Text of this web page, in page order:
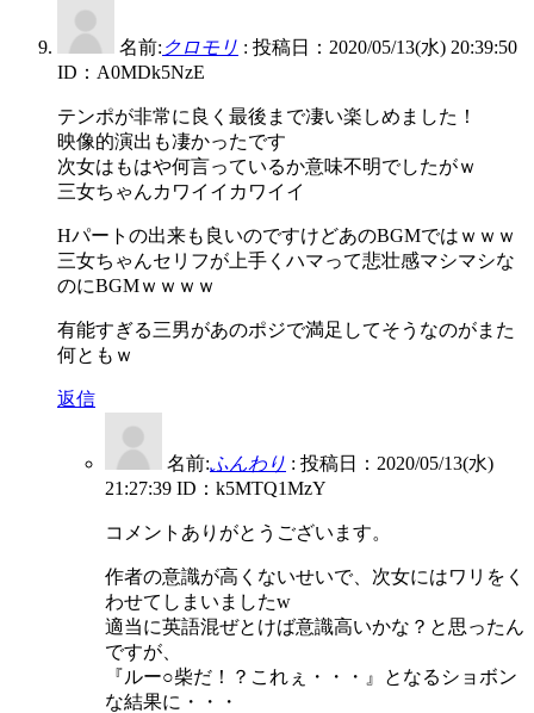
名前: クロモリ : 投稿日：2020/05/13(水) 20:39:50
ID：A0MDk5NzE
テンポが非常に良く最後まで凄い楽しめました！
映像的演出も凄かったです
次女はもはや何言っているか意味不明でしたがｗ
三女ちゃんカワイイカワイイ
Hパートの出来も良いのですけどあのBGMではｗｗｗ
三女ちゃんセリフが上手くハマって悲壮感マシマシな
のにBGMｗｗｗｗ
有能すぎる三男があのポジで満足してそうなのがまた
何ともｗ
返信
名前:ふんわり : 投稿日：2020/05/13(水)
21:27:39 ID：k5MTQ1MzY
コメントありがとうございます。
作者の意識が高くないせいで、次女にはワリをく
わせてしまいましたw
適当に英語混ぜとけば意識高いかな？と思ったん
ですが、
『ルー○柴だ！？これぇ・・・』となるショボン
な結果に・・・